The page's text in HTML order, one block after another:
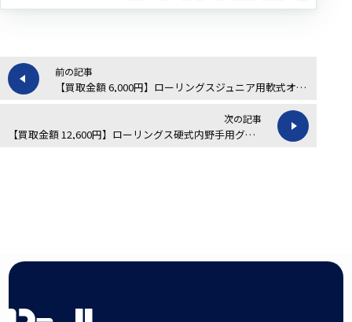
前の記事
【買取金額 6,000円】ローリングスジュニア用軟式オールラウンド用グローブの買取実績
次の記事
【買取金額 12,600円】ローリングス硬式内野手用グローブの買取実績